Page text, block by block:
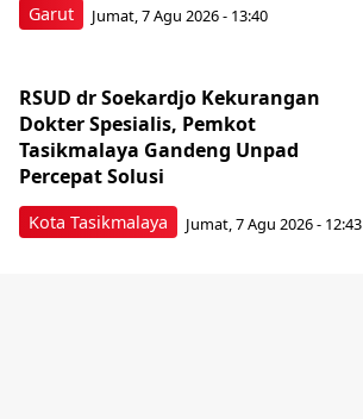
Garut Jumat, 7 Agu 2026 - 13:40
Kota Tasikmalaya
RSUD dr Soekardjo Kekurangan
Dokter Spesialis, Pemkot
Tasikmalaya Gandeng Unpad
Percepat Solusi
Jumat, 7 Agu 2026 - 12:43